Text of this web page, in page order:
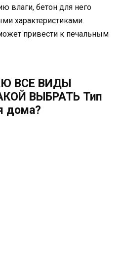
влаги, бетон для него
характеристиками.
привести к печальным
ВСЕ ВИДЫ
ВЫБРАТЬ Тип
дома?